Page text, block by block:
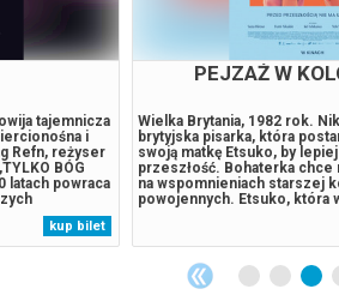
tajemnicza
i
Refn, reżyser
BÓG
latach powraca
w Cannes.
w
i...
kup bilet
PEJZAŻ W
Wielka Brytania, 1982 rok.
brytyjska pisarka, która
swoją matkę Etsuko, by
przeszłość. Bohaterka chce
na wspomnieniach starszej
powojennych. Etsuko, która
samobójstwa starszej z
przed Niki obraz
1952 roku. Ważną częścią...